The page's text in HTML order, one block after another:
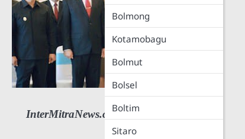
Bolmong
Kotamobagu
Bolmut
Bolsel
Boltim
Sitaro
InterMitraNews.com